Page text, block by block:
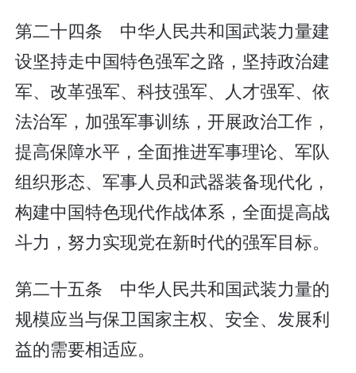
第二十四条 中华人民共和国武装力量建
设坚持走中国特色强军之路，坚持政治建
军、改革强军、科技强军、人才强军、依
法治军，加强军事训练，开展政治工作，
提高保障水平，全面推进军事理论、军队
组织形态、军事人员和武器装备现代化，
构建中国特色现代作战体系，全面提高战
斗力，努力实现党在新时代的强军目标。
第二十五条 中华人民共和国武装力量的
规模应当与保卫国家主权、安全、发展利
益的需要相适应。